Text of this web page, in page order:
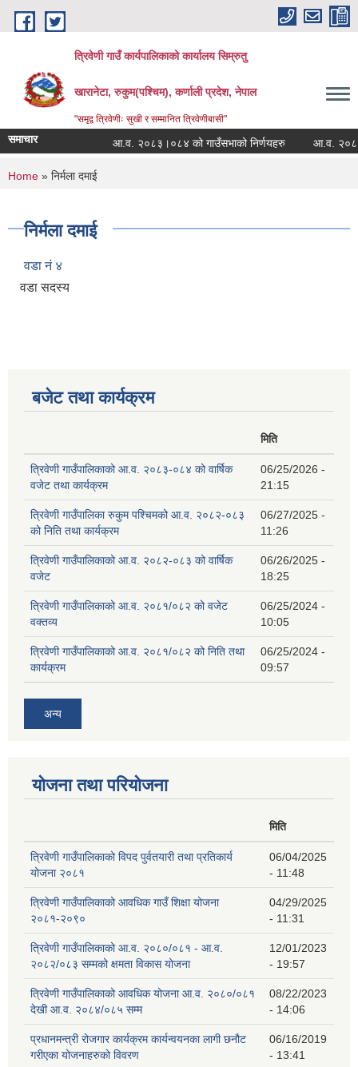
Skip to main content
त्रिवेणी गाउँ कार्यपालिकाको कार्यालय सिम्रुतु
खारानेटा, रुकुम(पश्‍चिम), कर्णाली प्रदेश, नेपाल
"समृद्व त्रिवेणीः सुखी र सम्मानित त्रिवेणीबासी"
समाचार आ.व. २०८३।०८४ को गाउँसभाको निर्णयहरु आ.व.
You are here
Home » निर्मला दमाई
निर्मला दमाई
वडा नं ४
वडा सदस्य
बजेट तथा कार्यक्रम
मिति
त्रिवेणी गाउँपालिकाको आ.व. २०८३-०८४ को वार्षिक
वजेट तथा कार्यक्रम
06/25/2026 -
21:15
त्रिवेणी गाउँपालिका रुकुम पश्‍चिमको आ.व. २०८२-०८३
को निति तथा कार्यक्रम
06/27/2025 -
11:26
त्रिवेणी गाउँपालिकाको आ.व. २०८२-०८३ को वार्षिक
वजेट
06/26/2025 -
18:25
त्रिवेणी गाउँपालिकाको आ.व. २०८१/०८२ को वजेट
वक्तव्य
06/25/2024 -
10:05
त्रिवेणी गाउँपालिकाको आ.व. २०८१/०८२ को निति तथा
कार्यक्रम
06/25/2024 -
09:57
अन्य
योजना तथा परियोजना
मिति
त्रिवेणी गाउँपालिकाको विपद पुर्वतयारी तथा प्रतिकार्य
योजना २०८१
06/04/2025
- 11:48
त्रिवेणी गाउँपालिकाको आवधिक गाउँ शिक्षा योजना
२०८१-२०९०
04/29/2025
- 11:31
त्रिवेणी गाउँपालिकाको आ.व. २०८०/०८१ - आ.व.
२०८२/०८३ सम्मको क्षमता विकास योजना
12/01/2023
- 19:57
त्रिवेणी गाउँपालिकाको आवधिक योजना आ.व. २०८०/०८१
देखी आ.व. २०८४/०८५ सम्म
08/22/2023
- 14:06
प्रधानमन्त्री रोजगार कार्यक्रम कार्यन्वयनका लागी छनौट
गरीएका योजनाहरुको विवरण
06/16/2019
- 13:41